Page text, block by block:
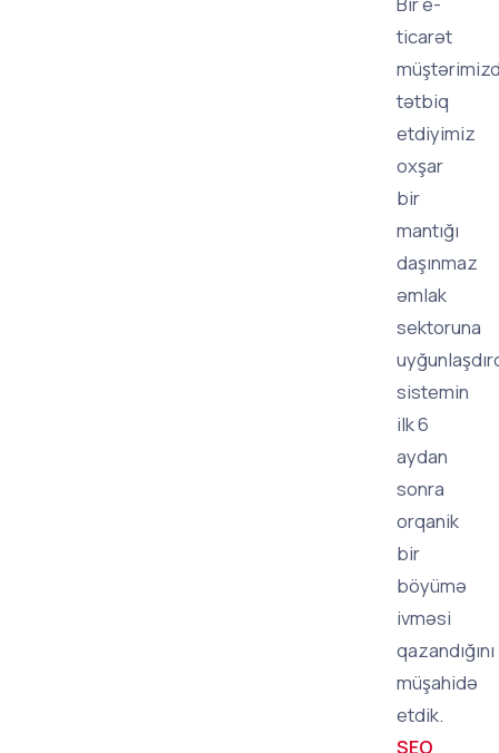
ticarət
tətbiq
etdiyimiz
oxşar
bir
mantığı
daşınmaz
əmlak
sektoruna
sistemin
ilk 6
aydan
sonra
orqanik
bir
böyümə
ivməsi
qazandığını
müşahidə
etdik.
SEO